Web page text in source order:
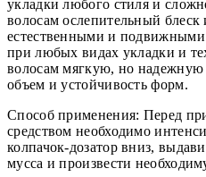
укладки любого стиля и
волосам ослепительный блеск
естественными и
при любых видах укладки и
волосам мягкую, но
объем и устойчивость форм.
Способ применения: Перед
средством необходимо
колпачок-дозатор вниз,
мусса и произвести